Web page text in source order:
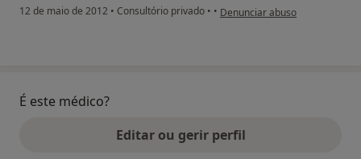
12 de maio de 2012 • Consultório privado • • na opinião do utilizador
Denunciar abuso
É este médico?
Editar ou gerir perfil